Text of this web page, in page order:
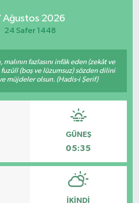
Ağustos 2026
24 Safer 1448
fazlasını infâk eden (zekât ve
fuzûlî (boş ve lüzumsuz) sözden dilini
müjdeler olsun. (Hadis-i Şerif)
GÜNEŞ
05:35
İKINDI